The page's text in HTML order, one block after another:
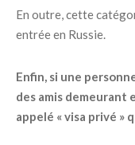
En outre, cette
entrée en Russie.
Enfin, si une
des amis demeurant
appelé « visa privé »